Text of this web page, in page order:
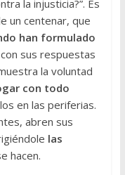
la injusticia?”. Es
un centenar, que
han formulado
sus respuestas
la voluntad
con todo
en las periferias.
abren sus
las
hacen.